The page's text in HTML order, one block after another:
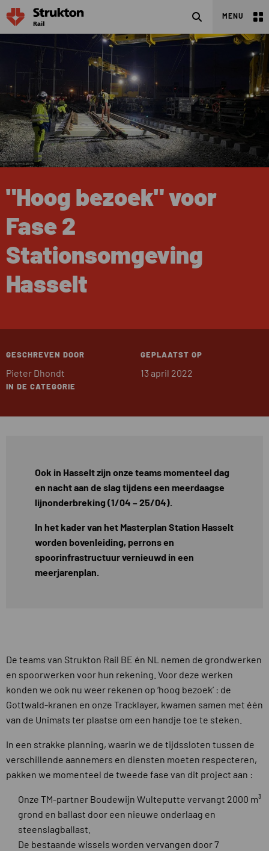
SearchMENU
"Hoog bezoek" voor
Fase 2
Stationsomgeving
Hasselt
GESCHREVEN DOOR
Pieter Dhondt
GEPLAATST OP
13 april 2022
IN DE CATEGORIE
Ook in Hasselt zijn onze teams momenteel dag
en nacht aan de slag tijdens een meerdaagse
lijnonderbreking (1/04 – 25/04).
In het kader van het Masterplan Station Hasselt
worden bovenleiding, perrons en
spoorinfrastructuur vernieuwd in een
meerjarenplan.
De teams van Strukton Rail BE én NL nemen de grondwerken
en spoorwerken voor hun rekening. Voor deze werken
konden we ook nu weer rekenen op ‘hoog bezoek’ : de
Gottwald-kranen en onze Tracklayer, kwamen samen met één
van de Unimats ter plaatse om een handje toe te steken.
In een strakke planning, waarin we de tijdssloten tussen de
verschillende aannemers en diensten moeten respecteren,
pakken we momenteel de tweede fase van dit project aan :
Onze TM-partner Boudewijn Wulteputte vervangt 2000 m³
grond en ballast door een nieuwe onderlaag en
steenslagballast.
De bestaande wissels worden vervangen door 7